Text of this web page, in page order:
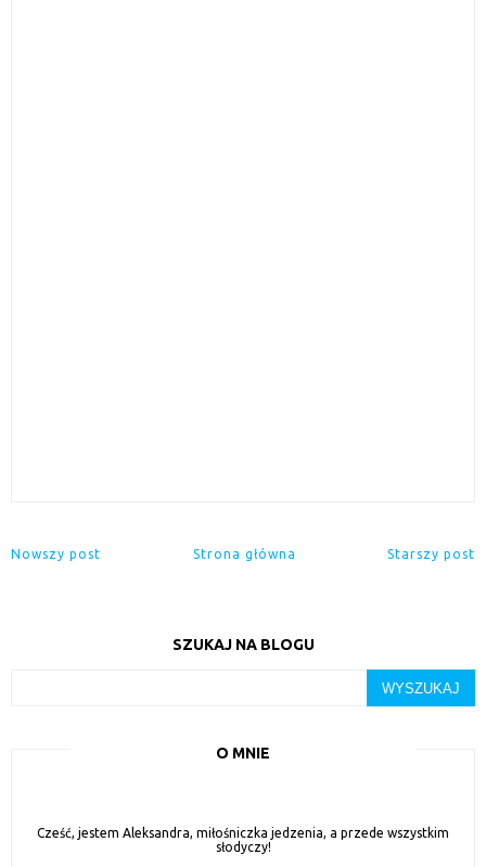
Nowszy post Starszy post
Strona główna
SZUKAJ NA BLOGU
O MNIE
Cześć, jestem Aleksandra, miłośniczka jedzenia, a przede wszystkim
słodyczy!